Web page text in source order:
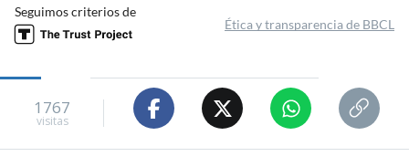
Seguimos criterios de
Ética y transparencia de BBCL
1767
visitas